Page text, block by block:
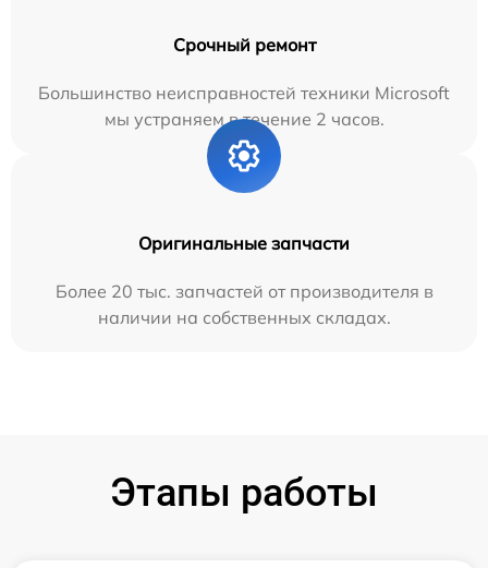
Срочный ремонт
Большинство неисправностей техники Microsoft
мы устраняем в течение 2 часов.
Оригинальные запчасти
Более 20 тыс. запчастей от производителя в
наличии на собственных складах.
Этапы работы